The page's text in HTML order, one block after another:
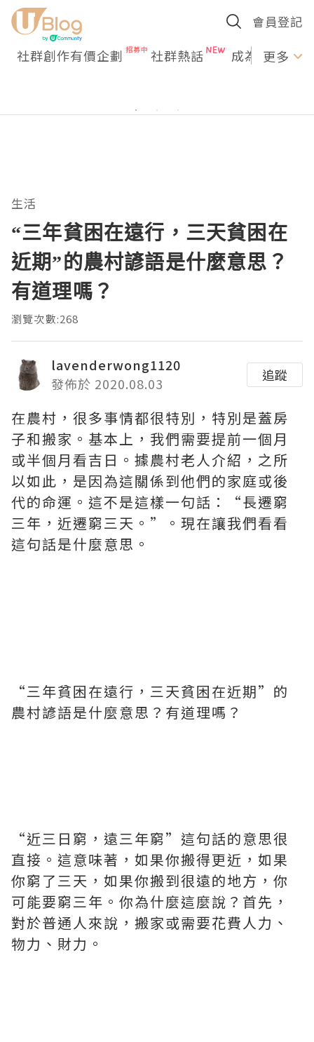
會員登記
社群創作有價企劃 社群熱話 成為U更多
生活
“三年貧困在遠行，三天貧困在
近期”的農村諺語是什麼意思？
有道理嗎？
瀏覽次數:268
lavenderwong1120
發佈於 2020.08.03
追蹤
在農村，很多事情都很特別，特別是蓋房
子和搬家。基本上，我們需要提前一個月
或半個月看吉日。據農村老人介紹，之所
以如此，是因為這關係到他們的家庭或後
代的命運。這不是這樣一句話：“長遷窮
三年，近遷窮三天。”。現在讓我們看看
這句話是什麼意思。
“三年貧困在遠行，三天貧困在近期”的
農村諺語是什麼意思？有道理嗎？
“近三日窮，遠三年窮”這句話的意思很
直接。這意味著，如果你搬得更近，如果
你窮了三天，如果你搬到很遠的地方，你
可能要窮三年。你為什麼這麼說？首先，
對於普通人來說，搬家或需要花費人力、
物力、財力。